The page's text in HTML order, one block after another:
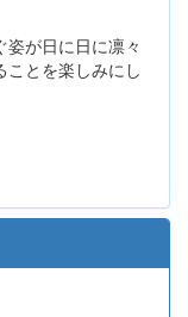
が日に日に凛々
ことを楽しみにし